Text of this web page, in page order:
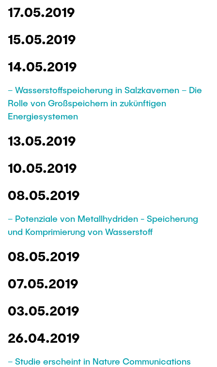
17.05.2019
15.05.2019
14.05.2019
– Wasserstoffspeicherung in Salzkavernen – Die
Rolle von Großspeichern in zukünftigen
Energiesystemen
13.05.2019
10.05.2019
08.05.2019
– Potenziale von Metallhydriden - Speicherung
und Komprimierung von Wasserstoff
08.05.2019
07.05.2019
03.05.2019
26.04.2019
– Studie erscheint in Nature Communications